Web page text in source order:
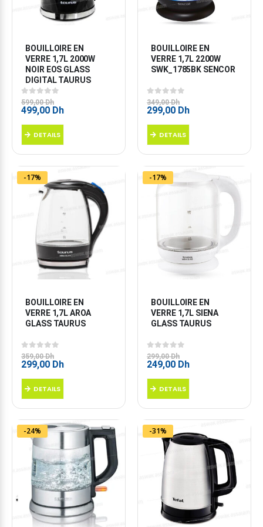
BOUILLOIRE EN
VERRE 1,7L 2000W
NOIR EOS GLASS
DIGITAL TAURUS
0sur 5
599,00Dh
Le
était :
599,00 Dh.
499,00 DhLe
DETAILS
BOUILLOIRE EN
VERRE 1,7L 2200W
SWK_1785BK SENCOR
0sur 5
349,00Dh
Le
était :
349,00 Dh.
299,00 DhLe
DETAILS
-17%
BOUILLOIRE EN
VERRE 1,7L AROA
GLASS TAURUS
0sur 5
359,00Dh
Le
initial
était :
359,00 Dh.
299,00 DhLe
DETAILS
-17%
BOUILLOIRE EN
VERRE 1,7L SIENA
GLASS TAURUS
0sur 5
299,00Dh
Le
initial
était :
299,00 Dh.
249,00 DhLe
DETAILS
-24% -31%